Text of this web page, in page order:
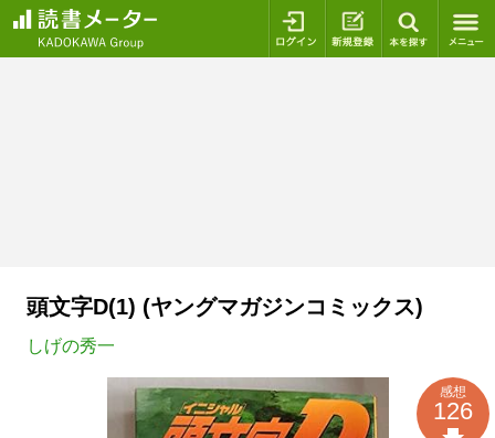
ログイン 新規登録
頭文字D(1) (ヤングマガジンコミックス)
しげの秀一
感想
126